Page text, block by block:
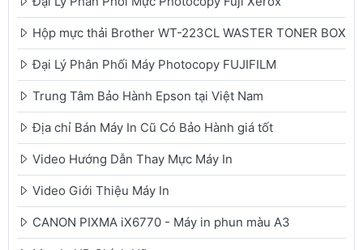
Hộp mực thải Brother WT-223CL WASTER TONER BOX
Đại Lý Phân Phối Máy Photocopy FUJIFILM
Trung Tâm Bảo Hành Epson tại Việt Nam
Địa chỉ Bán Máy In Cũ Có Bảo Hành giá tốt
Video Hướng Dẫn Thay Mực Máy In
Video Giới Thiệu Máy In
CANON PIXMA iX6770 - Máy in phun màu A3